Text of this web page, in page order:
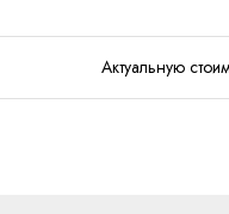
Актуальную